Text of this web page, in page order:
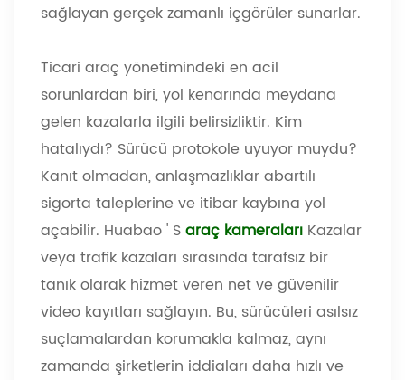
sağlayan gerçek zamanlı içgörüler sunarlar.
Ticari araç yönetimindeki en acil
sorunlardan biri, yol kenarında meydana
gelen kazalarla ilgili belirsizliktir. Kim
hatalıydı? Sürücü protokole uyuyor muydu?
Kanıt olmadan, anlaşmazlıklar abartılı
sigorta taleplerine ve itibar kaybına yol
açabilir. Huabao' Saraç kameraları Kazalar
veya trafik kazaları sırasında tarafsız bir
tanık olarak hizmet veren net ve güvenilir
video kayıtları sağlayın. Bu, sürücüleri asılsız
suçlamalardan korumakla kalmaz, aynı
zamanda şirketlerin iddiaları daha hızlı ve